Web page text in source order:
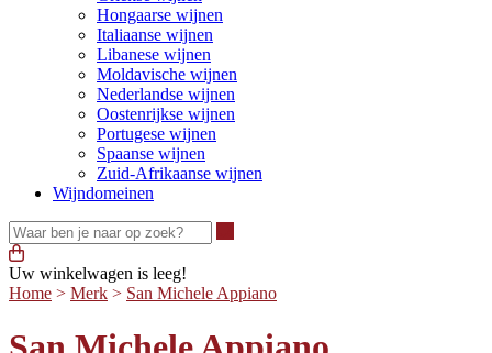
Hongaarse wijnen
Italiaanse wijnen
Libanese wijnen
Moldavische wijnen
Nederlandse wijnen
Oostenrijkse wijnen
Portugese wijnen
Spaanse wijnen
Zuid-Afrikaanse wijnen
Wijndomeinen
Uw winkelwagen is leeg!
Home > Merk > San Michele Appiano